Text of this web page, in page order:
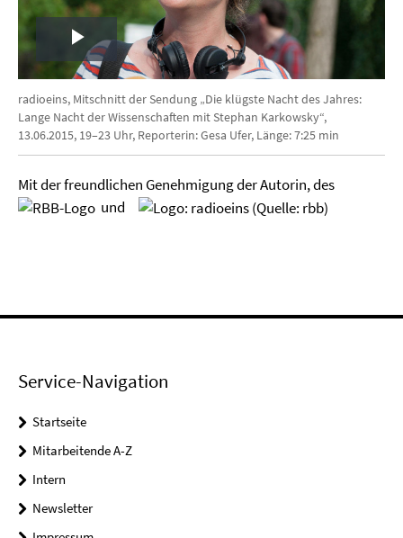
Play
Video
radioeins, Mitschnitt der Sendung „Die klügste Nacht des Jahres:
Lange Nacht der Wissenschaften mit Stephan Karkowsky“,
13.06.2015, 19–23 Uhr, Reporterin: Gesa Ufer, Länge: 7:25 min
Mit der freundlichen Genehmigung der Autorin, des
und
Service-Navigation
Startseite
Mitarbeitende A-Z
Intern
Newsletter